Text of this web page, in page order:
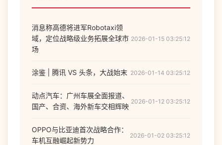
消息称高德将进军Robotaxi领
域，定位战略级业务拓展全球市
场
2026-01-15 03:25:12
涂鉴 | 腾讯 VS 头条，大战始末 2026-01-14 03:25:12
动点汽车：广州车展全面报道、
国产、合资、海外新车交相辉映
2026-01-12 03:25:12
OPPO与比亚迪首次战略合作：
车机互融崛起新势力
2026-01-02 03:25:12